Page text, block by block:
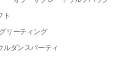
ト
リーティング
ルダンスパーティ